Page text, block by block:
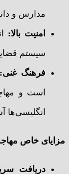
مدارس و
امنیت بالا:
سیستم
فرهنگ غنی:
است و
انگلیسی‌ها
مزایای خاص
دریافت